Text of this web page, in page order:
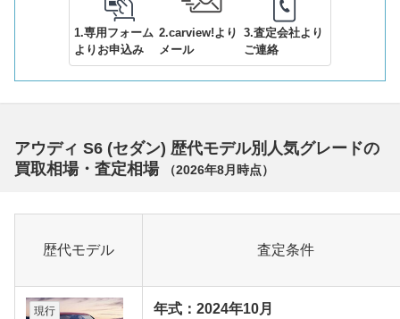
1.専用フォーム
よりお申込み
2.carview!より
メール
3.査定会社より
ご連絡
アウディ S6 (セダン) 歴代モデル別人気グレードの
買取相場・査定相場
（2026年8月 時点）
歴代モデル 査定条件
現行
年式：2024年10月